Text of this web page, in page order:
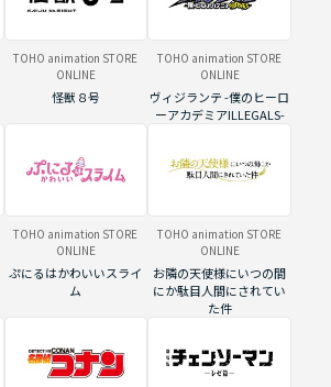
TOHO animation STORE
ONLINE
怪獣８号
TOHO animation STORE
ONLINE
ヴィジランテ -僕のヒーロ
ーアカデミアILLEGALS-
TOHO animation STORE
ONLINE
ぷにるはかわいいスライ
ム
TOHO animation STORE
ONLINE
お隣の天使様にいつの間
にか駄目人間にされてい
た件